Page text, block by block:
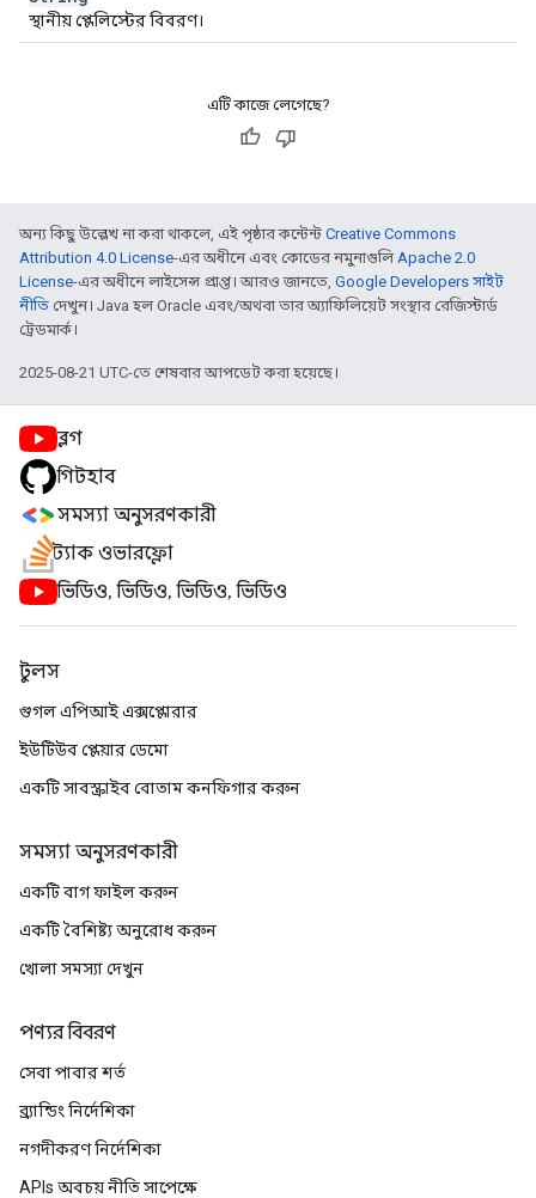
স্থানীয় প্লেলিস্টের বিবরণ।
এটি কাজে লেগেছে?
অন্য কিছু উল্লেখ না করা থাকলে, এই পৃষ্ঠার কন্টেন্ট Creative Commons
Attribution 4.0 License-এর অধীনে এবং কোডের নমুনাগুলিApache 2.0
License-এর অধীনে লাইসেন্স প্রাপ্ত। আরও জানতে, Google Developers সাইট
নীতি দেখুন। Java হল Oracle এবং/অথবা তার অ্যাফিলিয়েট সংস্থার রেজিস্টার্ড
ট্রেডমার্ক।
2025-08-21 UTC-তে শেষবার আপডেট করা হয়েছে।
ব্লগ
গিটহাব
সমস্যা অনুসরণকারী
স্ট্যাক ওভারফ্লো
ভিডিও, ভিডিও, ভিডিও, ভিডিও
টুলস
গুগল এপিআই এক্সপ্লোরার
ইউটিউব প্লেয়ার ডেমো
একটি সাবস্ক্রাইব বোতাম কনফিগার করুন
সমস্যা অনুসরণকারী
একটি বাগ ফাইল করুন
একটি বৈশিষ্ট্য অনুরোধ করুন
খোলা সমস্যা দেখুন
পণ্যর বিবরণ
সেবা পাবার শর্ত
ব্র্যান্ডিং নির্দেশিকা
নগদীকরণ নির্দেশিকা
APIs অবচয় নীতি সাপেক্ষে